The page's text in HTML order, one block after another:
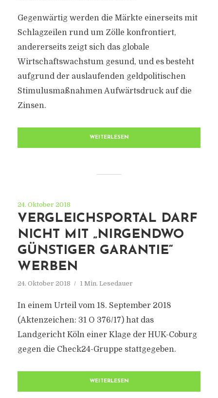
Gegenwärtig werden die Märkte einerseits mit
Schlagzeilen rund um Zölle konfrontiert,
andererseits zeigt sich das globale
Wirtschaftswachstum gesund, und es besteht
aufgrund der auslaufenden geldpolitischen
Stimulusmaßnahmen Aufwärtsdruck auf die
Zinsen.
WEITERLESEN
24. Oktober 2018
VERGLEICHSPORTAL DARF
NICHT MIT „NIRGENDWO
GÜNSTIGER GARANTIE“
WERBEN
24. Oktober 2018 1 Min. Lesedauer
In einem Urteil vom 18. September 2018
(Aktenzeichen: 31 O 376/17) hat das
Landgericht Köln einer Klage der HUK-Coburg
gegen die Check24-Gruppe stattgegeben.
WEITERLESEN